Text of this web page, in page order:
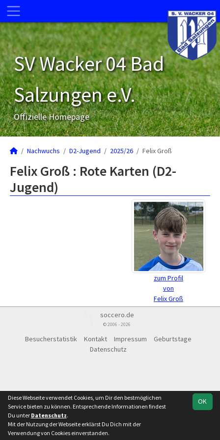
SV Wacker 04 Bad
Salzungen e.V.
Offizielle Homepage
Nachwuchs D2-Jugend 2025/26 Felix Groß
Felix Groß : Rote Karten (D2-
Jugend)
zum Profil
von
Felix Groß
soccero.de
© 2006 - 2026
Besucherstatistik Kontakt Impressum
Geburtstage
Datenschutz
OK
Diese Webseite verwendet Cookies, um Dir den bestmöglichen
Service bieten zu können. Entsprechende Informationen findest
Du unter Datenschutz.
Mit der Nutzung der Webseite erklärst Du Dich mit der
Verwendung von Cookies einverstanden.